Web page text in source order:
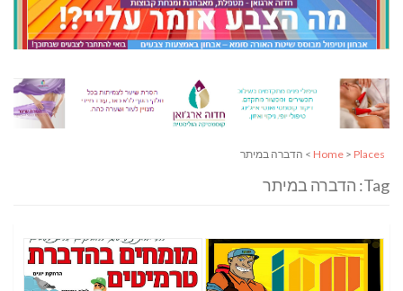
Home > Places > הדברה במיתר
Tag: הדברה במיתר